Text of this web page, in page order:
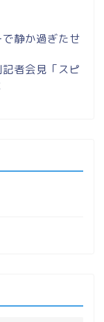
静か過ぎたせ
者会見「スピ